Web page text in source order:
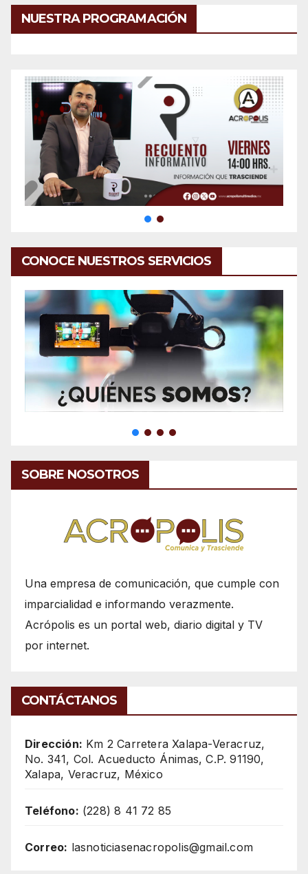
NUESTRA PROGRAMACIÓN
CONOCE NUESTROS SERVICIOS
SOBRE NOSOTROS
Una empresa de comunicación, que cumple con
imparcialidad e informando verazmente.
Acrópolis es un portal web, diario digital y TV
por internet.
CONTÁCTANOS
Dirección: Km 2 Carretera Xalapa-Veracruz,
No. 341, Col. Acueducto Ánimas, C.P. 91190,
Xalapa, Veracruz, México
Teléfono: (228) 8 41 72 85
Correo: lasnoticiasenacropolis@gmail.com